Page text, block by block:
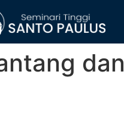
dan